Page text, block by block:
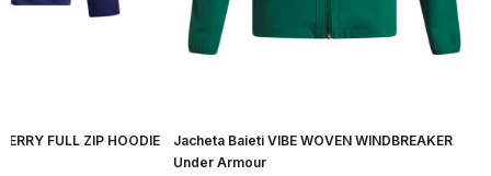
FULL ZIP HOODIE
Jacheta Baieti VIBE WOVEN WINDBREAKER
Under Armour